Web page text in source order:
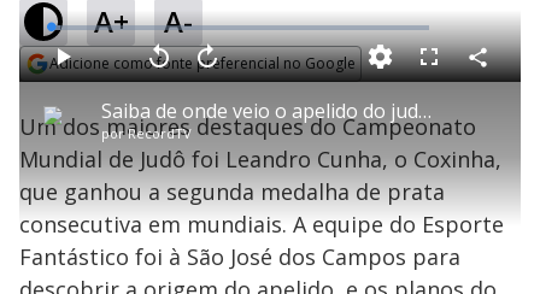
A+ A-
Adicione como fonte preferencial no Google
P
l
a
Saiba de onde veio o apelido do judoca Coxinha
porRecordTV
P V
t
a
r
0
n
d
o
s
A
n
ç
a
1
s
e
u
n
d
o
s
L
o
a
d
e
:
2
.
3
%
F
l
s
c
e
n
C
o
i
l
Um dos maiores destaques do Campeonato
Mundial de Judô foi Leandro Cunha, o Coxinha,
que ganhou a segunda medalha de prata
consecutiva em mundiais. A equipe do Esporte
Fantástico foi à São José dos Campos para